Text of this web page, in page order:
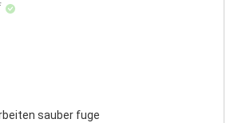
sauber fuge